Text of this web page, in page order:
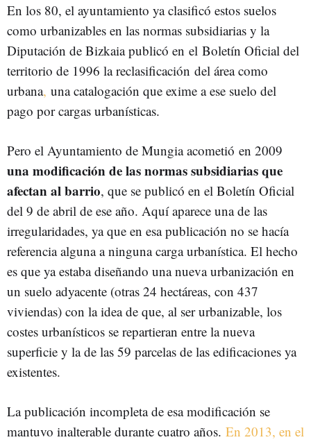
En los 80, el ayuntamiento ya clasificó estos suelos
como urbanizables en las normas subsidiarias y la
Diputación de Bizkaia publicó en el Boletín Oficial del
territorio de 1996 la reclasificación del área como
urbana, una catalogación que exime a ese suelo del
pago por cargas urbanísticas.
Pero el Ayuntamiento de Mungia acometió en 2009
una modificación de las normas subsidiarias que
afectan al barrio, que se publicó en el Boletín Oficial
del 9 de abril de ese año. Aquí aparece una de las
irregularidades, ya que en esa publicación no se hacía
referencia alguna a ninguna carga urbanística. El hecho
es que ya estaba diseñando una nueva urbanización en
un suelo adyacente (otras 24 hectáreas, con 437
viviendas) con la idea de que, al ser urbanizable, los
costes urbanísticos se repartieran entre la nueva
superficie y la de las 59 parcelas de las edificaciones ya
existentes.
La publicación incompleta de esa modificación se
mantuvo inalterable durante cuatro años. En 2013, en el